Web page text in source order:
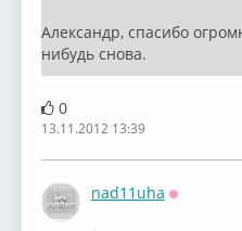
Александр, спасибо
нибудь снова.
0
13.11.2012 13:39
nad11uha